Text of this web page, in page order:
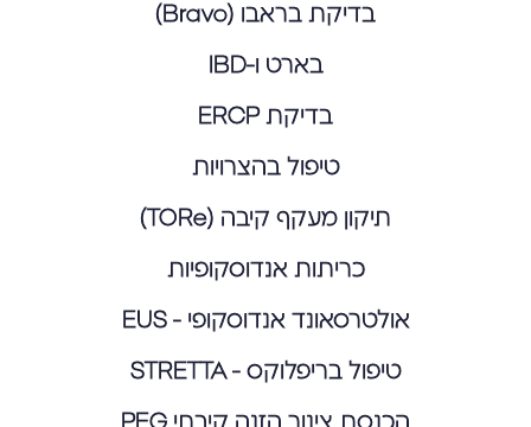
בדיקת בראבו (Bravo)
בארט ו-IBD
בדיקת ERCP
טיפול בהצרויות
תיקון מעקף קיבה (TORe)
כריתות אנדוסקופיות
אולטרסאונד אנדוסקופי - EUS
טיפול בריפלוקס - STRETTA